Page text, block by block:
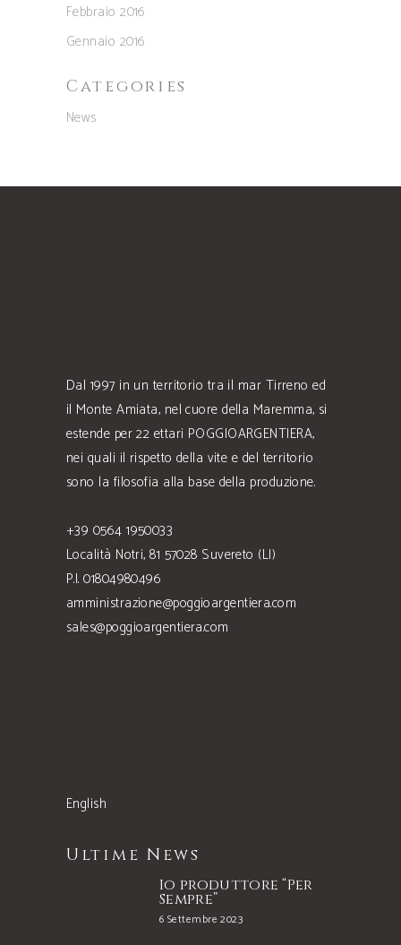
Febbraio 2016
Gennaio 2016
Categories
News
Dal 1997 in un territorio tra il mar Tirreno ed
il Monte Amiata, nel cuore della Maremma, si
estende per 22 ettari POGGIOARGENTIERA,
nei quali il rispetto della vite e del territorio
sono la filosofia alla base della produzione.
+39 0564 1950033
Località Notri, 81 57028 Suvereto (LI)
P.I. 01804980496
amministrazione@poggioargentiera.com
sales@poggioargentiera.com
English
Ultime News
Io produttore “Per
Sempre”
6 Settembre 2023